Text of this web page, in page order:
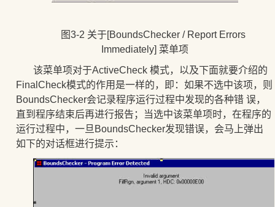
图3-2 关于[BoundsChecker / Report Errors
Immediately] 菜单项
该菜单项对于ActiveCheck 模式，以及下面就要介绍的
FinalCheck模式的作用是一样的，即：如果不选中该项，则
BoundsChecker会记录程序运行过程中发现的各种错 误，
直到程序结束后再进行报告；当选中该菜单项时，在程序的
运行过程中，一旦BoundsChecker发现错误，会马上弹出
如下的对话框进行提示：